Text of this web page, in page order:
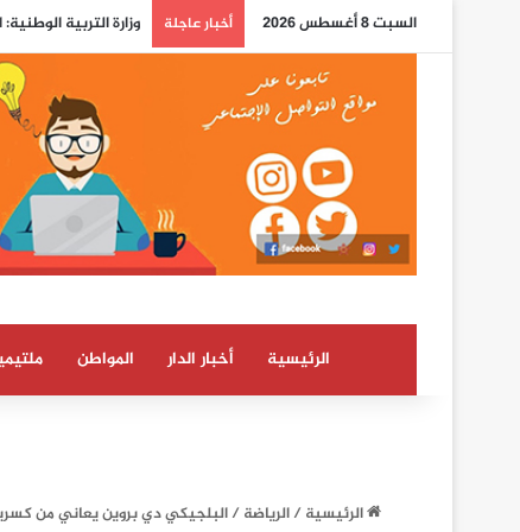
السبت 8 أغسطس 2026 أخبار عاجلة وزارة التربية
الرئيسية أخبار الدار المواطن
الرئيسية/الرياضة/البلجيكي دي بروين يعاني من